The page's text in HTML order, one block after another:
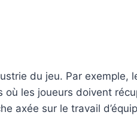
du jeu. Par exemple,
les joueurs doivent
axée sur le travail